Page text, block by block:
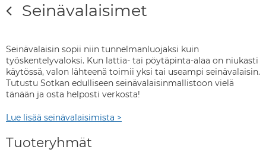
Seinävalaisimet
Seinävalaisin sopii niin tunnelmanluojaksi kuin
työskentelyvaloksi. Kun lattia- tai pöytäpinta-alaa on niukasti
käytössä, valon lähteenä toimii yksi tai useampi seinävalaisin.
Tutustu Sotkan edulliseen seinävalaisinmallistoon vielä
tänään ja osta helposti verkosta!
Lue lisää seinävalaisimista >
Tuoteryhmät